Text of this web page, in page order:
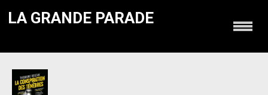
LA GRANDE PARADE